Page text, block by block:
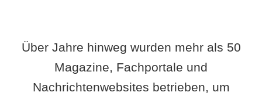
Über Jahre hinweg wurden mehr als 50
Magazine, Fachportale und
Nachrichtenwebsites betrieben, um